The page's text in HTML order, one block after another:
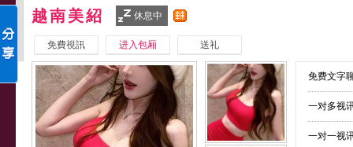
越南美紹 休息中
免費視訊 进入包厢 送礼
免费文字
一对多视
一对一视